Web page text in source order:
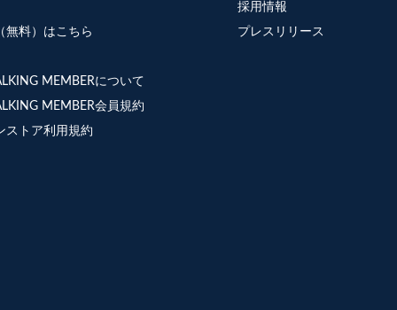
無料）はこちら
MEMBERについて
MEMBER会員規約
ストア利用規約
採用情報
プレスリリース